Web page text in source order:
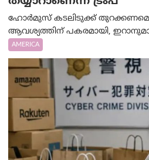
ഹോർമുസ് കടലിടുക്ക്
ആവശ്യത്തിന് പകരമായി,
AMERICA